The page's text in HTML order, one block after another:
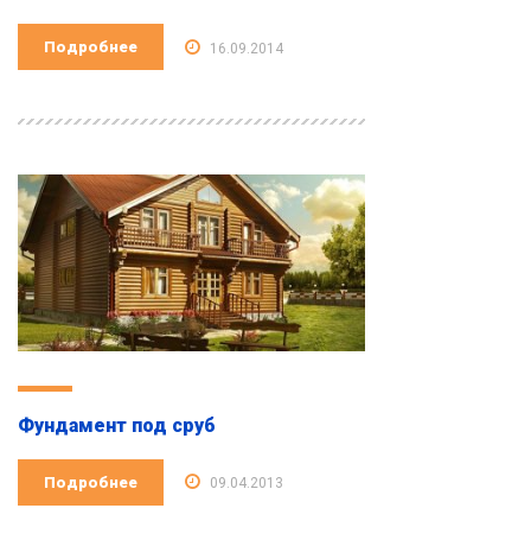
Подробнее 16.09.2014
Фундамент под сруб
Подробнее 09.04.2013